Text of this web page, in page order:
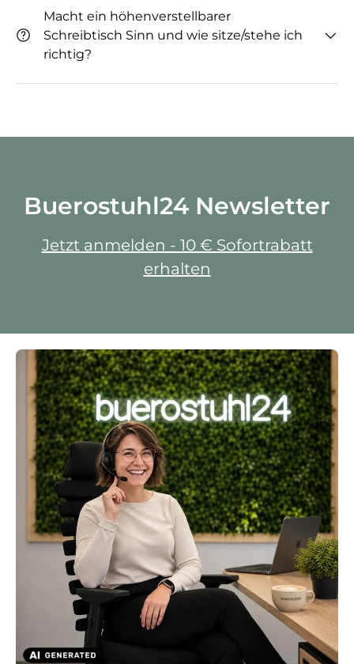
Macht ein höhenverstellbarer
Schreibtisch Sinn und wie sitze/stehe ich
richtig?
Buerostuhl24 Newsletter
Jetzt anmelden - 10 € Sofortrabatt
erhalten